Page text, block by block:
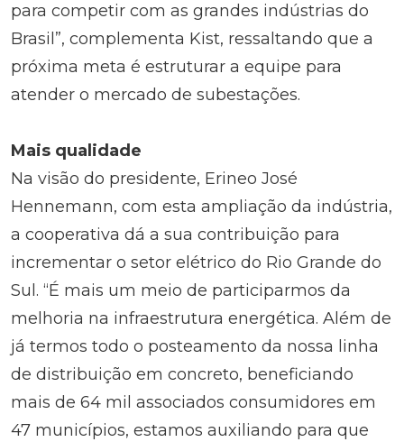
para competir com as grandes indústrias do
Brasil”, complementa Kist, ressaltando que a
próxima meta é estruturar a equipe para
atender o mercado de subestações.
Mais qualidade
Na visão do presidente, Erineo José
Hennemann, com esta ampliação da indústria,
a cooperativa dá a sua contribuição para
incrementar o setor elétrico do Rio Grande do
Sul. “É mais um meio de participarmos da
melhoria na infraestrutura energética. Além de
já termos todo o posteamento da nossa linha
de distribuição em concreto, beneficiando
mais de 64 mil associados consumidores em
47 municípios, estamos auxiliando para que